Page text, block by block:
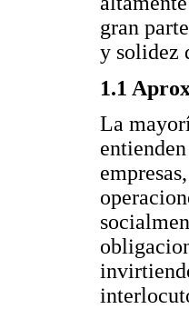
gran
y solidez
1.1
La